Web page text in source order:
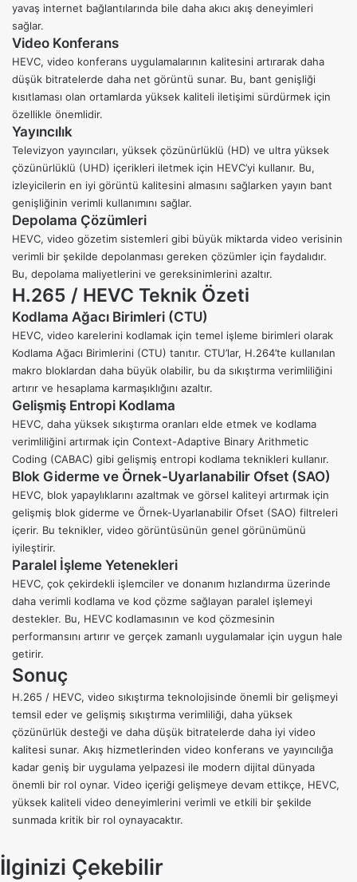
yavaş internet bağlantılarında bile daha akıcı akış deneyimleri
sağlar.
Video Konferans
HEVC, video konferans uygulamalarının kalitesini artırarak daha
düşük bitratelerde daha net görüntü sunar. Bu, bant genişliği
kısıtlaması olan ortamlarda yüksek kaliteli iletişimi sürdürmek için
özellikle önemlidir.
Yayıncılık
Televizyon yayıncıları, yüksek çözünürlüklü (HD) ve ultra yüksek
çözünürlüklü (UHD) içerikleri iletmek için HEVC’yi kullanır. Bu,
izleyicilerin en iyi görüntü kalitesini almasını sağlarken yayın bant
genişliğinin verimli kullanımını sağlar.
Depolama Çözümleri
HEVC, video gözetim sistemleri gibi büyük miktarda video verisinin
verimli bir şekilde depolanması gereken çözümler için faydalıdır.
Bu, depolama maliyetlerini ve gereksinimlerini azaltır.
H.265 / HEVC Teknik Özeti
Kodlama Ağacı Birimleri (CTU)
HEVC, video karelerini kodlamak için temel işleme birimleri olarak
Kodlama Ağacı Birimlerini (CTU) tanıtır. CTU’lar, H.264’te kullanılan
makro bloklardan daha büyük olabilir, bu da sıkıştırma verimliliğini
artırır ve hesaplama karmaşıklığını azaltır.
Gelişmiş Entropi Kodlama
HEVC, daha yüksek sıkıştırma oranları elde etmek ve kodlama
verimliliğini artırmak için Context-Adaptive Binary Arithmetic
Coding (CABAC) gibi gelişmiş entropi kodlama teknikleri kullanır.
Blok Giderme ve Örnek-Uyarlanabilir Ofset (SAO)
HEVC, blok yapaylıklarını azaltmak ve görsel kaliteyi artırmak için
gelişmiş blok giderme ve Örnek-Uyarlanabilir Ofset (SAO) filtreleri
içerir. Bu teknikler, video görüntüsünün genel görünümünü
iyileştirir.
Paralel İşleme Yetenekleri
HEVC, çok çekirdekli işlemciler ve donanım hızlandırma üzerinde
daha verimli kodlama ve kod çözme sağlayan paralel işlemeyi
destekler. Bu, HEVC kodlamasının ve kod çözmesinin
performansını artırır ve gerçek zamanlı uygulamalar için uygun hale
getirir.
Sonuç
H.265 / HEVC, video sıkıştırma teknolojisinde önemli bir gelişmeyi
temsil eder ve gelişmiş sıkıştırma verimliliği, daha yüksek
çözünürlük desteği ve daha düşük bitratelerde daha iyi video
kalitesi sunar. Akış hizmetlerinden video konferans ve yayıncılığa
kadar geniş bir uygulama yelpazesi ile modern dijital dünyada
önemli bir rol oynar. Video içeriği gelişmeye devam ettikçe, HEVC,
yüksek kaliteli video deneyimlerini verimli ve etkili bir şekilde
sunmada kritik bir rol oynayacaktır.
İlginizi Çekebilir